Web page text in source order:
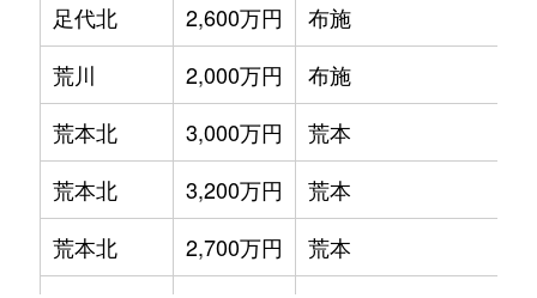
足代北
2,600万円 布施
荒川
2,000万円 布施
荒本北
3,000万円 荒本
荒本北
3,200万円 荒本
荒本北
2,700万円 荒本